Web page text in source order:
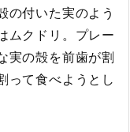
の付いた実のよう
ムクドリ。 プレー
実の殻を前歯が割
って食べようとし